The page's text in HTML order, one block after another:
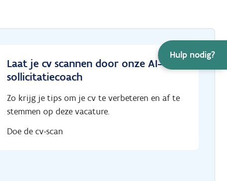
Hulp nodig?
Laat je cv scannen door onze AI-
sollicitatiecoach
Zo krijg je tips om je cv te verbeteren en af te
stemmen op deze vacature.
Doe de cv-scan